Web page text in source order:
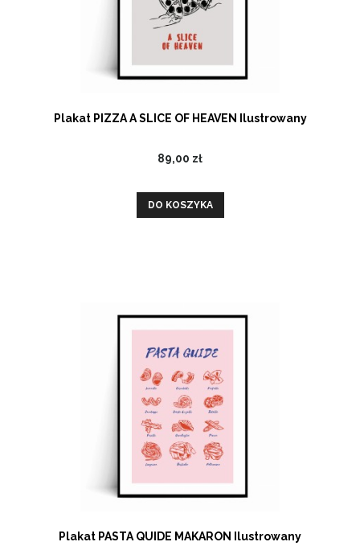
Plakat PIZZA A SLICE OF HEAVEN Ilustrowany
89,00 zł
DO KOSZYKA
Plakat PASTA QUIDE MAKARON Ilustrowany